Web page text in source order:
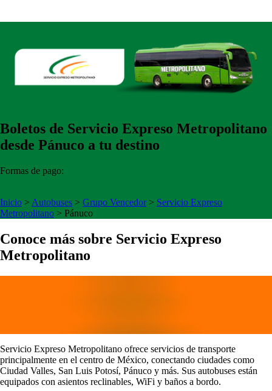
Boletos de Servicio Expreso Metropolitano
desde Pánuco a tu destino
Formas de pago:
Inicio > Autobuses > Grupo Vencedor> Servicio Expreso
Metropolitano > Pánuco
Conoce más sobre Servicio Expreso
Metropolitano
Servicio Expreso Metropolitano ofrece servicios de transporte
principalmente en el centro de México, conectando ciudades como
Ciudad Valles, San Luis Potosí, Pánuco y más. Sus autobuses están
equipados con asientos reclinables, WiFi y baños a bordo.